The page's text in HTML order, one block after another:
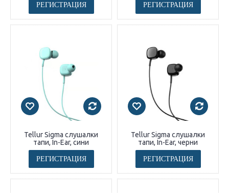
РЕГИСТРАЦИЯ
РЕГИСТРАЦИЯ
Tellur Sigma слушалки
тапи, In-Ear, сини
РЕГИСТРАЦИЯ
Tellur Sigma слушалки
тапи, In-Ear, черни
РЕГИСТРАЦИЯ